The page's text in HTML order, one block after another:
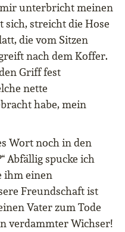
unterbricht meinen
streicht die Hose
die vom Sitzen
nach dem Koffer.
Griff fest
nette
habe, mein
Wort noch in den
Abfällig spucke ich
ihm einen
Freundschaft ist
Vater zum Tode
verdammter Wichser!